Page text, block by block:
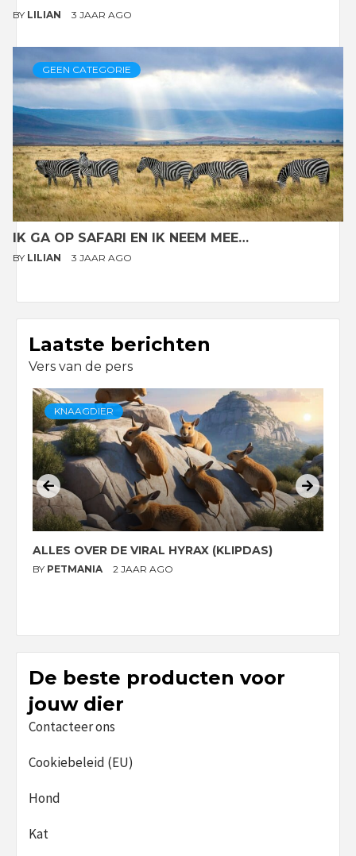
BY LILIAN 3 JAAR AGO
GEEN CATEGORIE
IK GA OP SAFARI EN IK NEEM MEE…
BY LILIAN 3 JAAR AGO
Laatste berichten
Vers van de pers
KNAAGDIER
ALLES OVER DE VIRAL HYRAX (KLIPDAS)
BY PETMANIA 2 JAAR AGO
De beste producten voor
jouw dier
Contacteer ons
Cookiebeleid (EU)
Hond
Kat